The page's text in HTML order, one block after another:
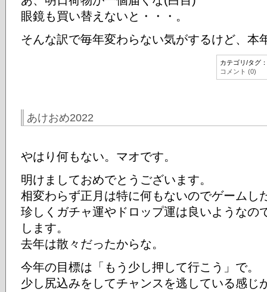
眼鏡も買い替えないと・・・。
そんな訳で毎年変わらない気がするけど、本
カテゴリ/タグ：
コメント (0)
あけおめ2022
やはり何もない。マオです。
明けましておめでとうございます。
相変わらず正月は特に何もないのでゲームし
珍しくガチャ運やドロップ運は良いようなの
します。
去年は散々だったからな。
今年の目標は「もう少し押して行こう」で。
少し尻込みをしてチャンスを逃している感じ